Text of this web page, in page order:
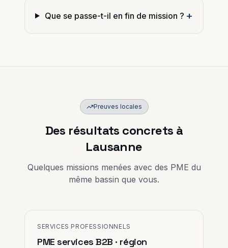
Que se passe-t-il en fin de mission ? +
Preuves locales
Des résultats concrets à
Lausanne
Quelques missions menées avec des PME du
même bassin que vous.
SERVICES PROFESSIONNELS
PME services B2B · région